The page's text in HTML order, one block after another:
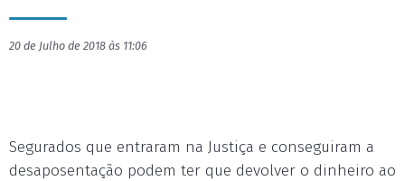
20 de Julho de 2018 às 11:06
Segurados que entraram na Justiça e conseguiram a
desaposentação podem ter que devolver o dinheiro ao